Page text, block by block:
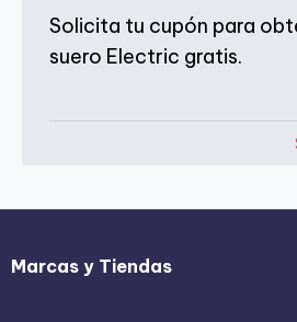
Solicita tu cupón para
suero Electric gratis.
Marcas y Tiendas